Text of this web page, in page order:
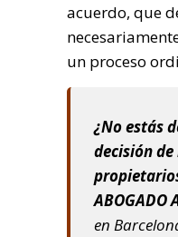
acuerdo, que
un proceso
¿No estás
decisión
ABOGADO
en